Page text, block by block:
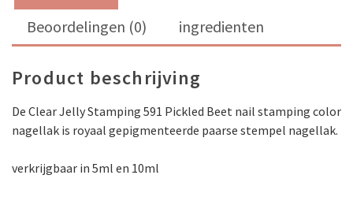
Beoordelingen (0)
ingredienten
Product beschrijving
De Clear Jelly Stamping 591 Pickled Beet nail stamping color
nagellak is royaal gepigmenteerde paarse stempel nagellak.
verkrijgbaar in 5ml en 10ml